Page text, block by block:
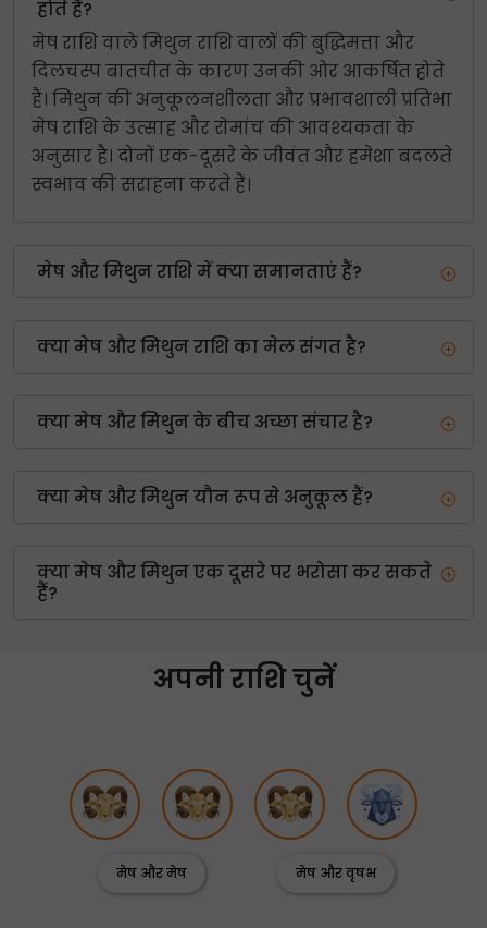
होते हैं?
मेष राशि वाले मिथुन राशि वालों की बुद्धिमत्ता और
दिलचस्प बातचीत के कारण उनकी ओर आकर्षित होते
हैं। मिथुन की अनुकूलनशीलता और प्रभावशाली प्रतिभा
मेष राशि के उत्साह और रोमांच की आवश्यकता के
अनुसार है। दोनों एक-दूसरे के जीवंत और हमेशा बदलते
स्वभाव की सराहना करते हैं।
मेष और मिथुन राशि में क्या समानताएं हैं?
क्या मेष और मिथुन राशि का मेल संगत है?
क्या मेष और मिथुन के बीच अच्छा संचार है?
क्या मेष और मिथुन यौन रूप से अनुकूल हैं?
क्या मेष और मिथुन एक दूसरे पर भरोसा कर सकते
हैं?
अपनी राशि चुनें
मेष और मेष मेष और वृषभ